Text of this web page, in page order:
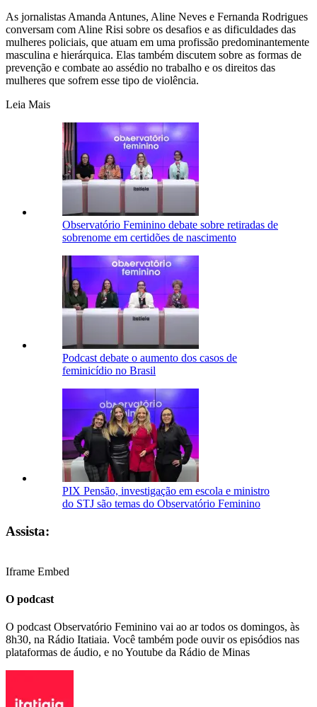
As jornalistas Amanda Antunes, Aline Neves e Fernanda Rodrigues
conversam com Aline Risi sobre os desafios e as dificuldades das
mulheres policiais, que atuam em uma profissão predominantemente
masculina e hierárquica. Elas também discutem sobre as formas de
prevenção e combate ao assédio no trabalho e os direitos das
mulheres que sofrem esse tipo de violência.
Leia Mais
Observatório Feminino debate sobre retiradas de
sobrenome em certidões de nascimento
Podcast debate o aumento dos casos de
feminicídio no Brasil
PIX Pensão, investigação em escola e ministro
do STJ são temas do Observatório Feminino
Assista:
Iframe Embed
O podcast
O podcast Observatório Feminino vai ao ar todos os domingos, às
8h30, na Rádio Itatiaia. Você também pode ouvir os episódios nas
plataformas de áudio, e no Youtube da Rádio de Minas